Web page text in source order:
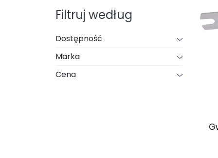
Filtruj według
Dostępność
Marka
Cena